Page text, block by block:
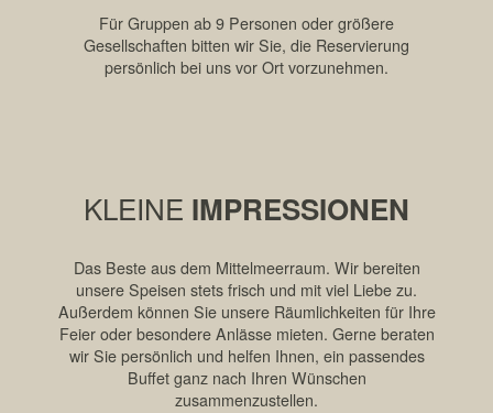
Für Gruppen ab 9 Personen oder größere
Gesellschaften bitten wir Sie, die Reservierung
persönlich bei uns vor Ort vorzunehmen.
KLEINE IMPRESSIONEN
Das Beste aus dem Mittelmeerraum. Wir bereiten
unsere Speisen stets frisch und mit viel Liebe zu.
Außerdem können Sie unsere Räumlichkeiten für Ihre
Feier oder besondere Anlässe mieten. Gerne beraten
wir Sie persönlich und helfen Ihnen, ein passendes
Buffet ganz nach Ihren Wünschen
zusammenzustellen.